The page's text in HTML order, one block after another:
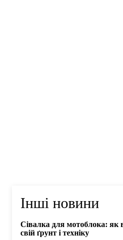
Інші новини
Сівалка для мотоблока: як
свій ґрунт і техніку